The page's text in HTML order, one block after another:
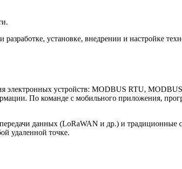
установке, внедрении и настройке
устройств: MODBUS RTU,
По команде с мобильного приложения,
данных (LoRaWAN и др.) и
удаленной точке.